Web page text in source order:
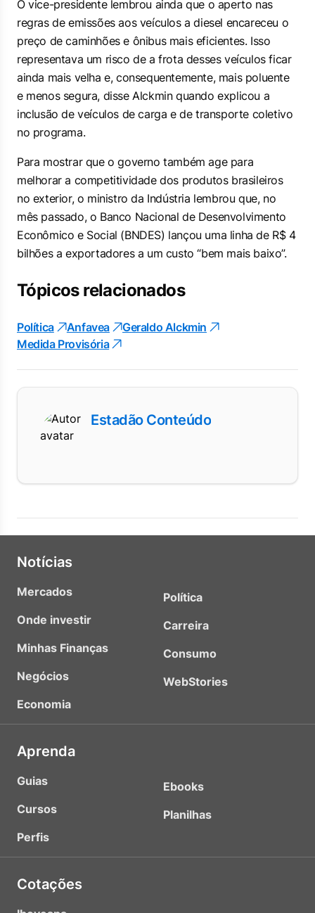
O vice-presidente lembrou ainda que o aperto nas
regras de emissões aos veículos a diesel encareceu o
preço de caminhões e ônibus mais eficientes. Isso
representava um risco de a frota desses veículos ficar
ainda mais velha e, consequentemente, mais poluente
e menos segura, disse Alckmin quando explicou a
inclusão de veículos de carga e de transporte coletivo
no programa.
Para mostrar que o governo também age para
melhorar a competitividade dos produtos brasileiros
no exterior, o ministro da Indústria lembrou que, no
mês passado, o Banco Nacional de Desenvolvimento
Econômico e Social (BNDES) lançou uma linha de R$ 4
bilhões a exportadores a um custo “bem mais baixo”.
Tópicos relacionados
Política Anfavea
Geraldo Alckmin
Medida Provisória
Estadão Conteúdo
Notícias
Mercados
Onde investir
Minhas Finanças
Negócios
Economia
Política
Carreira
Consumo
WebStories
Aprenda
Guias
Cursos
Perfis
Ebooks
Planilhas
Cotações